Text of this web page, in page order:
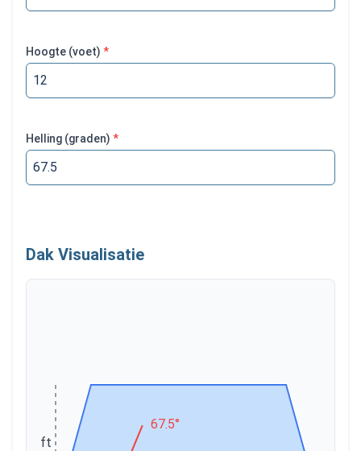
Hoogte (voet) *
Helling (graden) *
Dak Visualisatie
12 ft
67.5°